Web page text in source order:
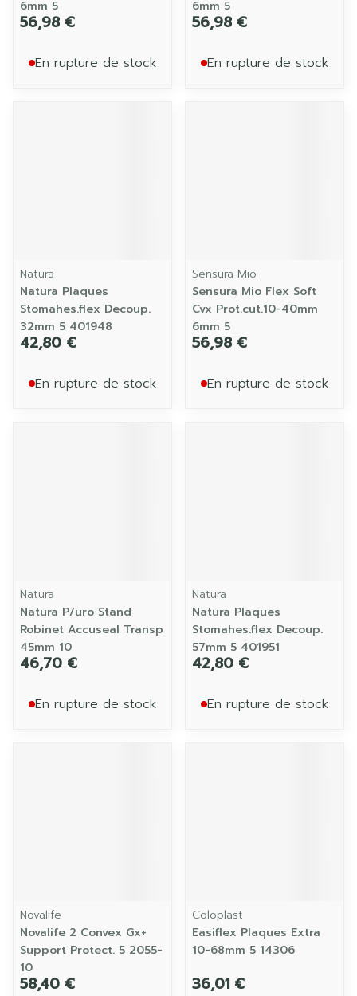
6mm 5
56,98 €
En rupture de stock
6mm 5
56,98 €
En rupture de stock
Natura
Natura Plaques
Stomahes.flex Decoup.
32mm 5 401948
42,80 €
En rupture de stock
Sensura Mio
Sensura Mio Flex Soft
Cvx Prot.cut.10-40mm
6mm 5
56,98 €
En rupture de stock
Natura
Natura P/uro Stand
Robinet Accuseal Transp
45mm 10
46,70 €
En rupture de stock
Natura
Natura Plaques
Stomahes.flex Decoup.
57mm 5 401951
42,80 €
En rupture de stock
Novalife
Novalife 2 Convex Gx+
Support Protect. 5 2055-
10
58,40 €
Coloplast
Easiflex Plaques Extra
10-68mm 5 14306
36,01 €